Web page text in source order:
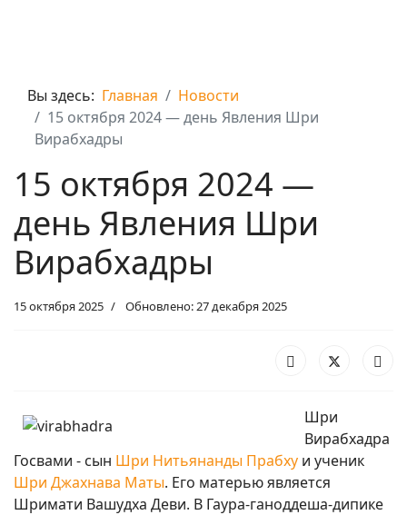
Вы здесь: Главная
Новости
15 октября 2024 — день Явления Шри
Вирабхадры
15 октября 2024 —
день Явления Шри
Вирабхадры
15 октября 2025 Обновлено: 27 декабря 2025
Шри
Вирабхадра
Госвами - сын Шри Нитьянанды Прабху и ученик
Шри Джахнава Маты. Его матерью является
Шримати Вашудха Деви. В Гаура-ганоддеша-дипике